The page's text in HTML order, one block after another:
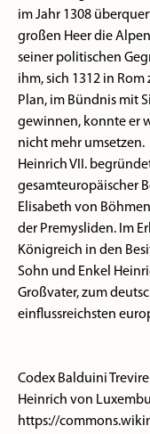
im Jahr 1308
großen Heer die
seiner politischen
ihm, sich 1312 in
Plan, im Bündnis mit
gewinnen, konnte er
nicht mehr umsetzen.
Heinrich VII.
gesamteuropäischer
Elisabeth von
der Premysliden. Im
Königreich in den
Sohn und Enkel
Großvater, zum
einflussreichsten
Codex Balduini
Heinrich von
https://